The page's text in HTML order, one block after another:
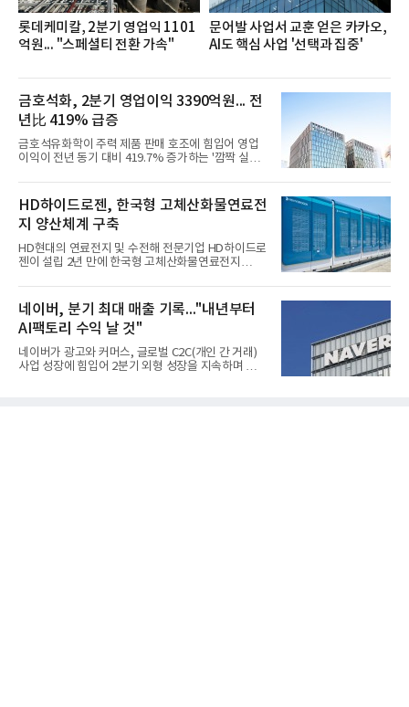
롯데케미칼, 2분기 영업익 1101
억원... "스페셜티 전환 가속"
문어발 사업서 교훈 얻은 카카오,
AI도 핵심 사업 '선택과 집중'
금호석화, 2분기 영업이익 3390억원... 전
년比 419% 급증
금호석유화학이 주력 제품 판매 호조에 힘입어 영업
이익이 전년 동기 대비 419.7% 증가하는 '깜짝 실
업이익이 3390억원으로 지난해 동기보다 419.7% 증
가한 것으로 잠정 집계됐다고 7일 공시했다.매출은 2
조2682억원으로 지난해 동기 대비 27.9% 증가했다.
순이익은 3004억원으로 420.4% 늘었다.이번 호실적
은 주력 제품인 NB라텍스와 합성수지 판매 호조가 견
인한 것으로 풀이된다. 미국의 중국산 의료용 고무장
갑 관세 인상 이후 동남아 장갑업체의 가동률이 높아
성이 개선됐다.금호석유
HD하이드로젠, 한국형 고체산화물연료전
지 양산체계 구축
HD현대의 연료전지 및 수전해 전문기업 HD하이드로
젠이 설립 2년 만에 한국형 고체산화물연료전지
본격적인 시장 공략에 나선다.HD하이드로젠은 최근
한국전기안전공사(KESCO)로부터 SOFC 발전설비
‘HD250’과 ‘HD300’, 제조시설에 대한 사용전검사를
완료하고 제품 양산체계 구축했다고 밝혔다.HD250
과 HD300은 각각 249kW급과 285kW급의 중소형 발
전용 SOFC 제품이다. 이번 검사를 통해 HD하이드로
젠은 제품과 제조시설의 전기설비 안전성과 적합성을
네이버, 분기 최대 매출 기록..."내년부터
AI팩토리 수익 날 것"
네이버가 광고와 커머스, 글로벌 C2C(개인 간 거래)
사업 성장에 힘입어 2분기 외형 성장을 지속하며 역대